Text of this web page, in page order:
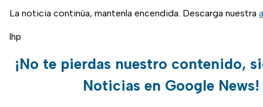
La noticia continúa, mantenla encendida. Descarga nuestra
lhp
¡No te pierdas nuestro contenido,
Noticias en Google News!